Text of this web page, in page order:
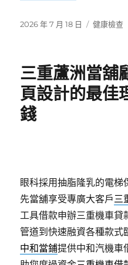
發
2026 年 7 月 18 日
分
健康檢查
三重蘆洲當舖
頁設計的最佳
錢
眼科採用抽脂隆乳的電
先當舖享受專廣大客戶三
工具借款申辦三重機車貸
管道到快速融資各種款式
中和當鋪提供中和汽機車